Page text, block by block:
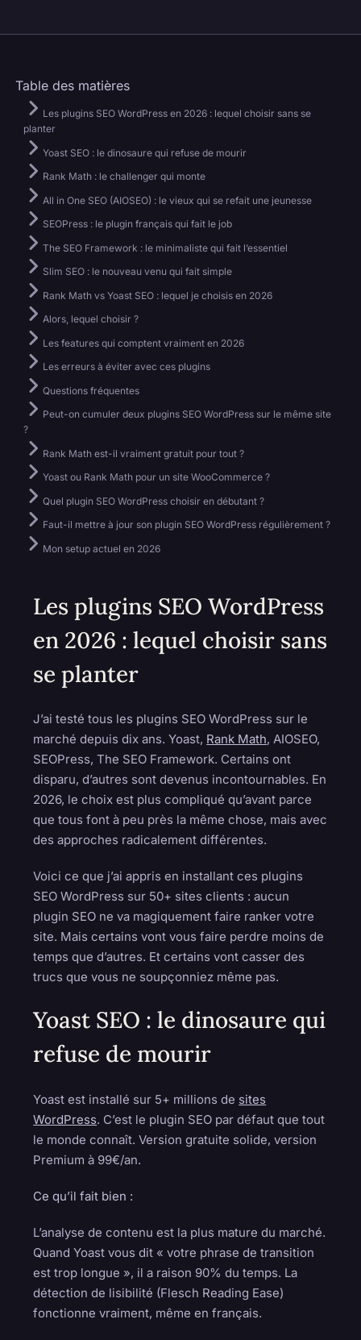
Table des matières
Les plugins SEO WordPress en 2026 : lequel choisir sans se
planter
Yoast SEO : le dinosaure qui refuse de mourir
Rank Math : le challenger qui monte
All in One SEO (AIOSEO) : le vieux qui se refait une jeunesse
SEOPress : le plugin français qui fait le job
The SEO Framework : le minimaliste qui fait l’essentiel
Slim SEO : le nouveau venu qui fait simple
Rank Math vs Yoast SEO : lequel je choisis en 2026
Alors, lequel choisir ?
Les features qui comptent vraiment en 2026
Les erreurs à éviter avec ces plugins
Questions fréquentes
Peut-on cumuler deux plugins SEO WordPress sur le même site
?
Rank Math est-il vraiment gratuit pour tout ?
Yoast ou Rank Math pour un site WooCommerce ?
Quel plugin SEO WordPress choisir en débutant ?
Faut-il mettre à jour son plugin SEO WordPress régulièrement ?
Mon setup actuel en 2026
Les plugins SEO WordPress
en 2026 : lequel choisir sans
se planter
J’ai testé tous les plugins SEO WordPress sur le
marché depuis dix ans. Yoast, Rank Math, AIOSEO,
SEOPress, The SEO Framework. Certains ont
disparu, d’autres sont devenus incontournables. En
2026, le choix est plus compliqué qu’avant parce
que tous font à peu près la même chose, mais avec
des approches radicalement différentes.
Voici ce que j’ai appris en installant ces plugins
SEO WordPress sur 50+ sites clients : aucun
plugin SEO ne va magiquement faire ranker votre
site. Mais certains vont vous faire perdre moins de
temps que d’autres. Et certains vont casser des
trucs que vous ne soupçonniez même pas.
Yoast SEO : le dinosaure qui
refuse de mourir
Yoast est installé sur 5+ millions de sites
WordPress. C’est le plugin SEO par défaut que tout
le monde connaît. Version gratuite solide, version
Premium à 99€/an.
Ce qu’il fait bien :
L’analyse de contenu est la plus mature du marché.
Quand Yoast vous dit « votre phrase de transition
est trop longue », il a raison 90% du temps. La
détection de lisibilité (Flesch Reading Ease)
fonctionne vraiment, même en français.